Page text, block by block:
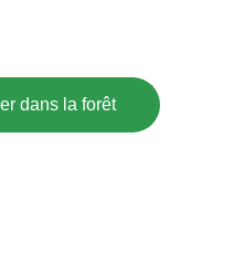
dans la forêt